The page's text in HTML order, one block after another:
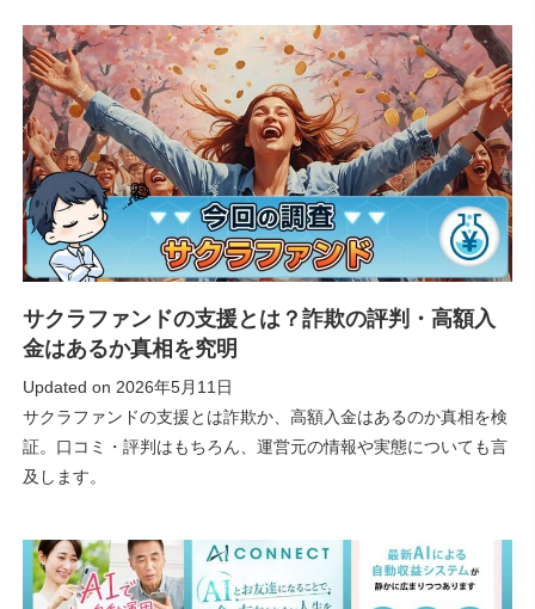
サクラファンドの支援とは？詐欺の評判・高額入
金はあるか真相を究明
Updated on 2026年5月11日
サクラファンドの支援とは詐欺か、高額入金はあるのか真相を検
証。口コミ・評判はもちろん、運営元の情報や実態についても言
及します。